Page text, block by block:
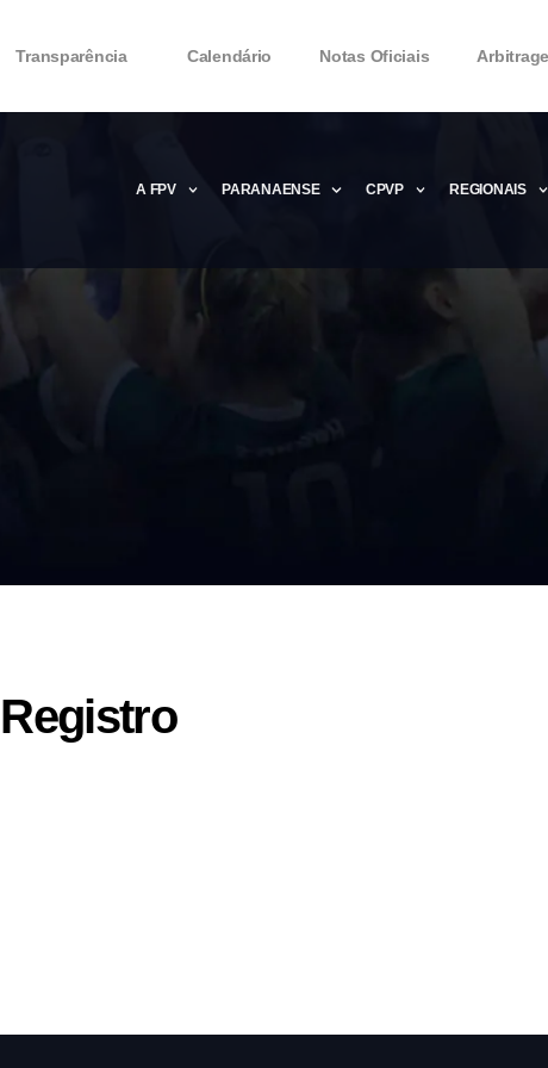
Transparência Calendário Notas Oficiais
A FPV
Microsoft Office 2016 Product Key 2020
PARANAENSE CPVP REGIONAIS